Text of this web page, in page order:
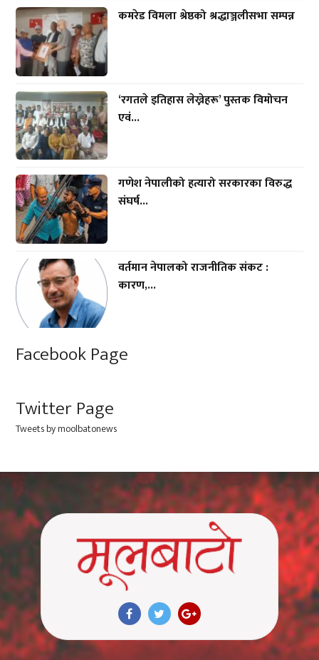
कमरेड विमला श्रेष्ठको श्रद्धाञ्जलीसभा सम्पन्न
‘रगतले इतिहास लेख्नेहरू’ पुस्तक विमोचन
एवं...
गणेश नेपालीको हत्यारो सरकारका विरुद्ध
संघर्ष...
वर्तमान नेपालको राजनीतिक संकट :
कारण,...
Facebook Page
Twitter Page
Tweets by moolbatonews